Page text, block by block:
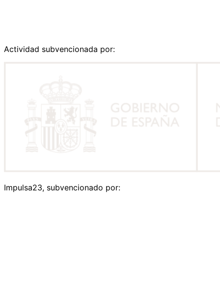
Actividad subvencionada por:
Impulsa23, subvencionado por: